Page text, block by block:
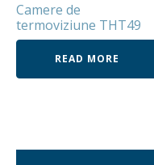
Camere de
termoviziune THT49
READ MORE